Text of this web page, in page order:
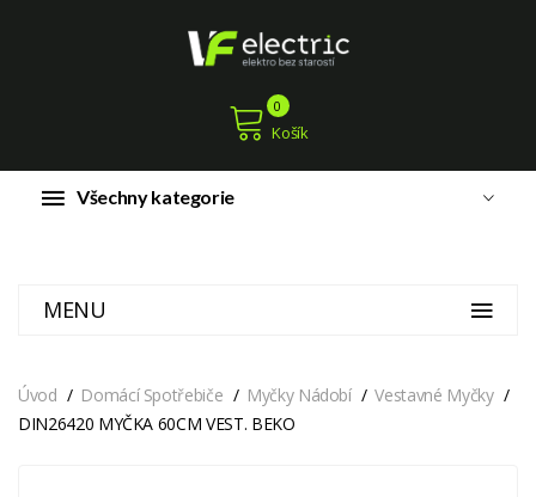
Košík
0
Všechny kategorie
MENU
Úvod Domácí Spotřebiče Myčky Nádobí
Vestavné Myčky
DIN26420 MYČKA 60CM VEST. BEKO